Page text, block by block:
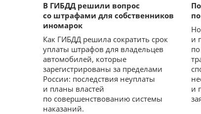
В ГИБДД решили вопрос
со штрафами для собственников
иномарок
Как ГИБДД решила сократить срок
уплаты штрафов для владельцев
автомобилей, которые
зарегистрированы за пределами
России: последствия неуплаты
и планы властей
по совершенствованию системы
наказаний.
и
и